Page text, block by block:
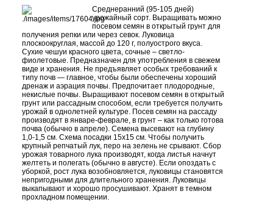
Среднеранний (95-105 дней)
урожайный сорт. Выращивать можно
посевом семян в открытый грунт для
получения репки или через севок. Луковица
плоскоокруглая, массой до 120 г, полуострого вкуса.
Сухие чешуи красного цвета, сочные – светло-
фиолетовые. Предназначен для употребления в свежем
виде и хранения. Не предъявляет особых требований к
типу почв — главное, чтобы были обеспечены хороший
дренаж и аэрация почвы. Предпочитает плодородные,
некислые почвы. Выращивают посевом семян в открытый
грунт или рассадным способом, если требуется получить
урожай в однолетней культуре. Посев семян на рассаду
производят в январе-феврале, в грунт – как только готова
почва (обычно в апреле). Семена высевают на глубину
1,0-1,5 см. Схема посадки 15х15 см. Чтобы получить
крупный репчатый лук, перо на зелень не срывают. Сбор
урожая товарного лука производят, когда листья начнут
желтеть и полегать (обычно в августе). Если опоздать с
уборкой, рост лука возобновляется, луковицы становятся
непригодными для длительного хранения. Луковицы
выкапывают и хорошо просушивают. Хранят в темном
прохладном помещении.